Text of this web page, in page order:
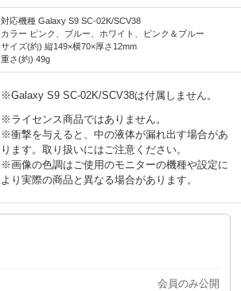
対応機種 Galaxy S9 SC-02K/SCV38
カラー ピンク、ブルー、ホワイト、ピンク＆ブルー
サイズ(約) 縦149×横70×厚さ12mm
重さ(約) 49g
※Galaxy S9 SC-02K/SCV38は付属しません。
※ライセンス商品ではありません。
※衝撃を与えると、中の液体が漏れ出す場合があ
ります。取り扱いにはご注意ください。
※画像の色調はご使用のモニターの機種や設定に
より実際の商品と異なる場合があります。
会員のみ公開